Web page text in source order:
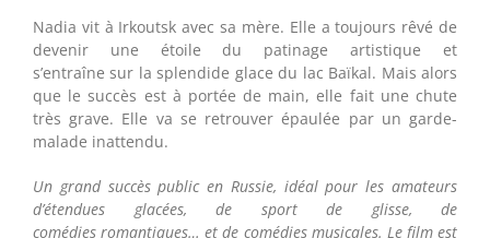
Nadia vit à Irkoutsk avec sa mère. Elle a toujours rêvé de
devenir une étoile du patinage artistique et
s’entraîne sur la splendide glace du lac Baïkal. Mais alors
que le succès est à portée de main, elle fait une chute
très grave. Elle va se retrouver épaulée par un garde-
malade inattendu.
Un grand succès public en Russie, idéal pour les amateurs
d’étendues glacées, de sport de glisse, de
comédies romantiques… et de comédies musicales. Le film est